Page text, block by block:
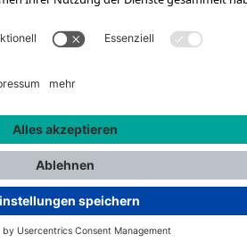
inkl. MwSt. zzgl. Versandkosten
Technology AG © 2025